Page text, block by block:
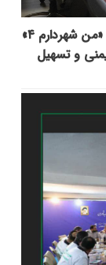
تداوم عملیات اجرایی پروژه‌های «من شهردارم ۴»
ایمنی و تسهیل